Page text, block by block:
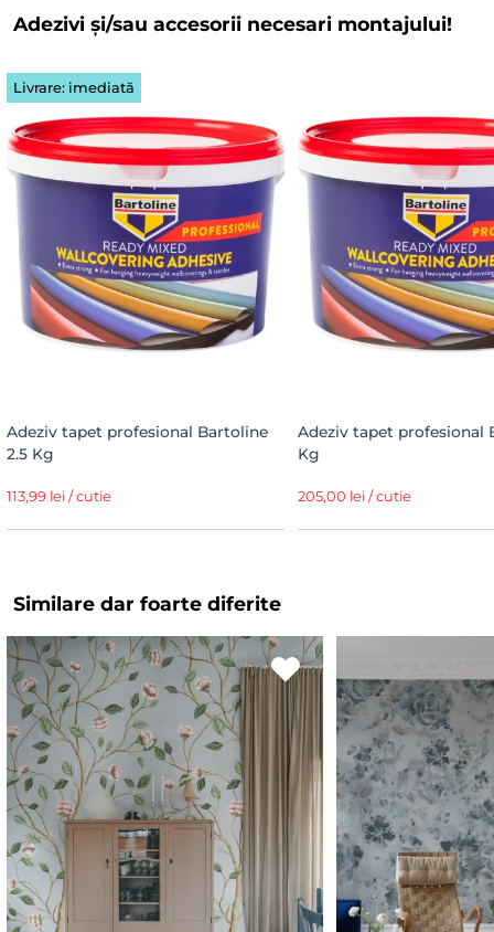
Adezivi și/sau accesorii necesari montajului!
Livrare: imediată
Adeziv tapet profesional Bartoline
2.5 Kg
113,99 lei / cutie
Adeziv tapet profesional
Kg
205,00 lei / cutie
Similare dar foarte diferite